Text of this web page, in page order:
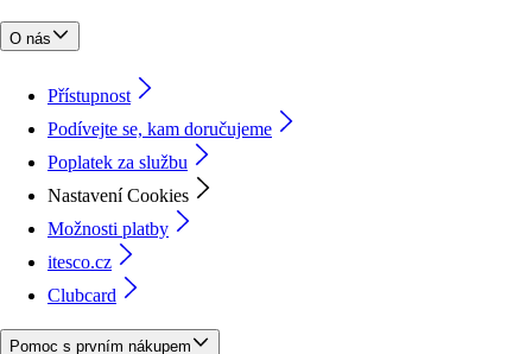
O nás
Přístupnost
Podívejte se, kam doručujeme
Poplatek za službu
Nastavení Cookies
Možnosti platby
itesco.cz
Clubcard
Pomoc s prvním nákupem